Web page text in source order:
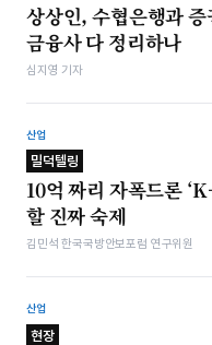
상상인, 수협은행과
금융사 다 정리하나
심지영 기자
산업
밀덕텔링
10억 짜리 자폭드론
할 진짜 숙제
김민석 한국국방안보포럼 연구위원
산업
현장